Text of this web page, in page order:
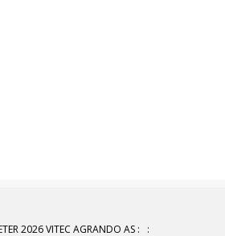
2026 VITEC AGRANDO AS : :